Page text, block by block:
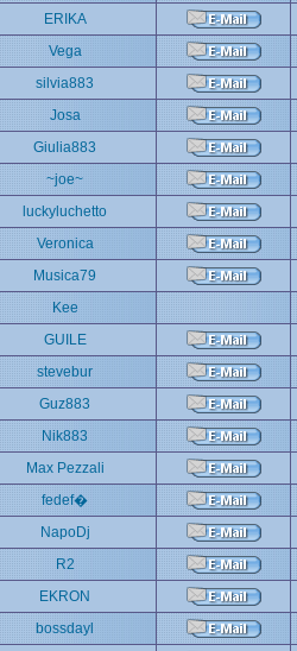
ERIKA
Vega
silvia883
Josa
Giulia883
~joe~
luckyluchetto
Veronica
Musica79
Kee
GUILE
stevebur
Guz883
Nik883
Max Pezzali
fedef�
NapoDj
R2
EKRON
bossdayl